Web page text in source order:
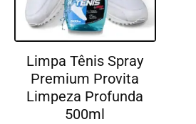
Limpa Tênis Spray
Premium Provita
Limpeza Profunda
500ml